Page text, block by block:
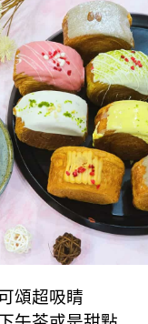
頌超吸睛